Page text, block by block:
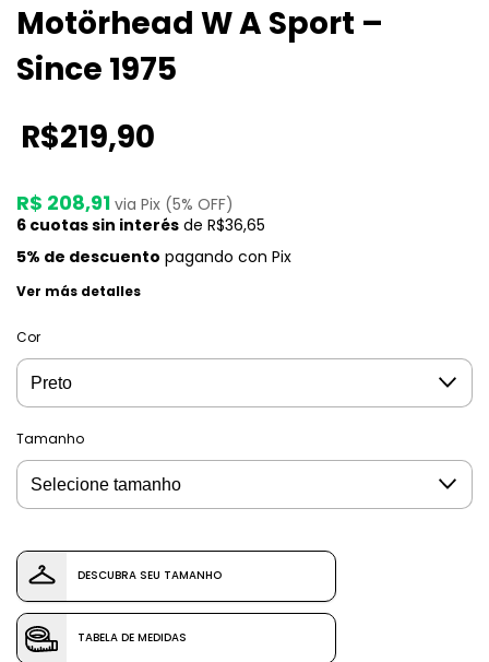
Motörhead W A Sport –
Since 1975
R$219,90
R$ 208,91 via Pix (5% OFF)
6 cuotas sin interés de R$36,65
5% de descuento pagando con Pix
Ver más detalles
Cor
Tamanho
DESCUBRA SEU TAMANHO
TABELA DE MEDIDAS